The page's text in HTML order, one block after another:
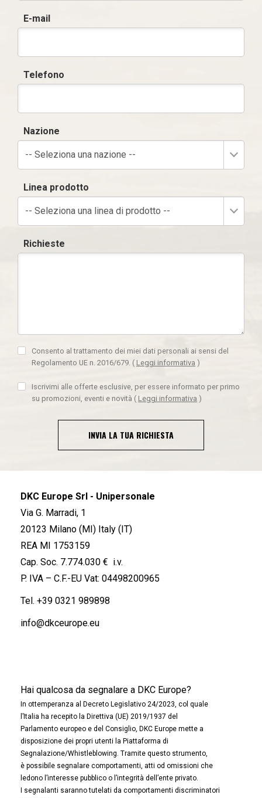
E-mail
Telefono
Nazione
-- Seleziona una nazione --
Linea prodotto
-- Seleziona una linea di prodotto --
Richieste
Consento al trattamento dei miei dati personali ai sensi del
Regolamento UE n. 2016/679. ( Leggi informativa )
Iscrivimi alle offerte esclusive, per essere informato per primo
su promozioni, eventi e novità ( Leggi informativa )
INVIA LA TUA RICHIESTA
DKC Europe Srl - Unipersonale
Via G. Marradi, 1
20123 Milano (MI) Italy (IT)
REA MI 1753159
Cap. Soc. 7.774.030 € i.v.
P. IVA – C.F.-EU Vat: 04498200965
Tel. +39 0321 989898
info@dkceurope.eu
Hai qualcosa da segnalare a DKC Europe?
In ottemperanza al Decreto Legislativo 24/2023, col quale
l’Italia ha recepito la Direttiva (UE) 2019/1937 del
Parlamento europeo e del Consiglio, DKC Europe mette a
disposizione dei propri utenti la Piattaforma di
Segnalazione/Whistleblowing. Tramite questo strumento,
è possibile segnalare comportamenti, atti od omissioni che
ledono l’interesse pubblico o l’integrità dell’ente privato.
I segnalanti saranno tutelati da comportamenti discriminatori